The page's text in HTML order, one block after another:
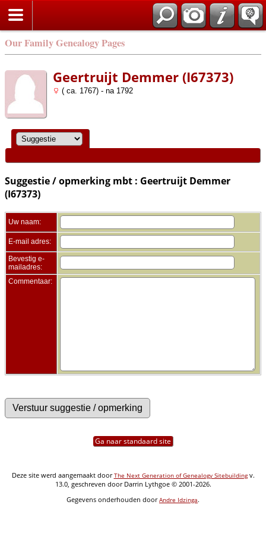
Our Family Genealogy Pages
Geertruijt Demmer (I67373)
( ca. 1767) - na 1792
Suggestie / opmerking mbt : Geertruijt Demmer
(I67373)
Uw naam:
E-mail adres:
Bevestig e-
mailadres:
Commentaar:
Ga naar standaard site
Deze site werd aangemaakt doorThe Next Generation of Genealogy Sitebuildingv.
13.0, geschreven door Darrin Lythgoe © 2001-2026.
Gegevens onderhouden doorAndre Idzinga.